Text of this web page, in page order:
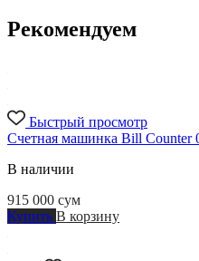
Рекомендуем
Быстрый просмотр
Счетная машинка Bill Сounter
В наличии
915 000 сум
Купить В корзину